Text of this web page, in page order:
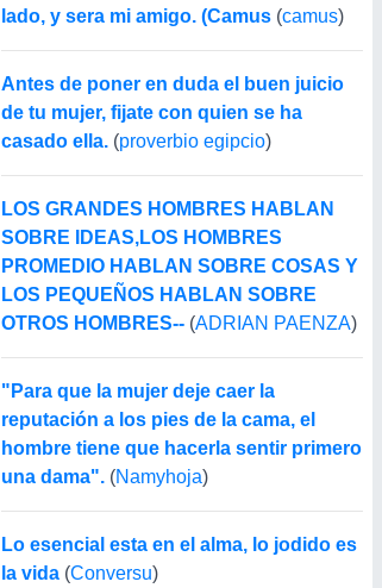
lado, y sera mi amigo. (Camus (camus)
Antes de poner en duda el buen juicio
de tu mujer, fijate con quien se ha
casado ella. (proverbio egipcio)
LOS GRANDES HOMBRES HABLAN
SOBRE IDEAS,LOS HOMBRES
PROMEDIO HABLAN SOBRE COSAS Y
LOS PEQUEÑOS HABLAN SOBRE
OTROS HOMBRES-- (ADRIAN PAENZA)
"Para que la mujer deje caer la
reputación a los pies de la cama, el
hombre tiene que hacerla sentir primero
una dama". (Namyhoja)
Lo esencial esta en el alma, lo jodido es
la vida (Conversu)